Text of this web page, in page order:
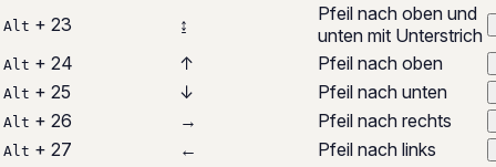
Alt + 23 ↨
Pfeil nach oben und
unten mit Unterstrich
Alt + 24 ↑ Pfeil nach oben
Alt + 25 ↓ Pfeil nach unten
Alt + 26 → Pfeil nach rechts
Alt + 27 ← Pfeil nach links